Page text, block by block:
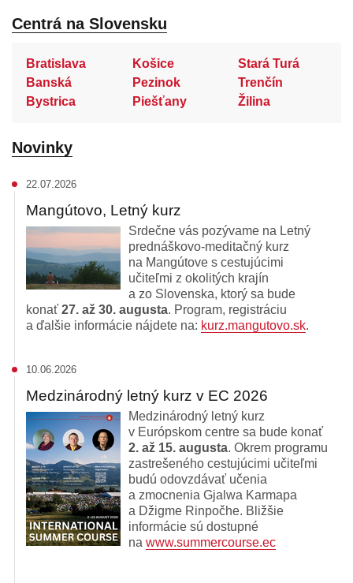
Centrá na Slovensku
Bratislava
Banská
Bystrica
Košice
Pezinok
Piešťany
Stará Turá
Trenčín
Žilina
Novinky
Mangútovo, Letný kurz
22.07.2026
Srdečne vás pozývame na Letný
prednáškovo-meditačný kurz
na Mangútove s cestujúcimi
učiteľmi z okolitých krajín
a zo Slovenska, ktorý sa bude
konať 27. až 30. augusta. Program, registráciu
a ďalšie informácie nájdete na: kurz.mangutovo.sk.
Medzinárodný letný kurz v EC 2026
10.06.2026
Medzinárodný letný kurz
v Európskom centre sa bude konať
2. až 15. augusta. Okrem programu
zastrešeného cestujúcimi učiteľmi
budú odovzdávať učenia
a zmocnenia Gjalwa Karmapa
a Džigme Rinpočhe. Bližšie
informácie sú dostupné
na www.summercourse.ec